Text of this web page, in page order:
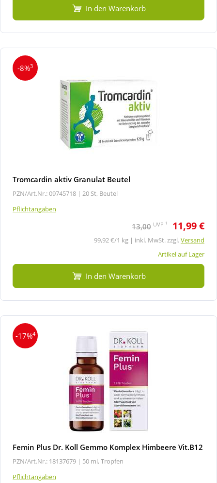
In den Warenkorb
-8%3
Tromcardin aktiv Granulat Beutel
PZN/Art.Nr.: 09745718 | 20 St, Beutel
Pflichtangaben
13,00 UVP 1 11,99 €
99,92 €/1 kg | inkl. MwSt. zzgl.Versand
Artikel auf Lager
In den Warenkorb
-17%4
Femin Plus Dr. Koll Gemmo Komplex Himbeere Vit.B12
PZN/Art.Nr.: 18137679 | 50 ml, Tropfen
Pflichtangaben